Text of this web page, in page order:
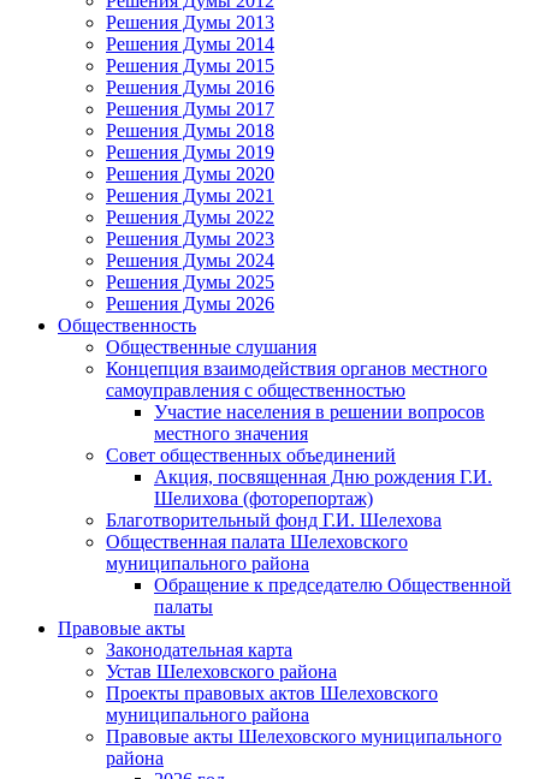
Решения Думы 2013
Решения Думы 2014
Решения Думы 2015
Решения Думы 2016
Решения Думы 2017
Решения Думы 2018
Решения Думы 2019
Решения Думы 2020
Решения Думы 2021
Решения Думы 2022
Решения Думы 2023
Решения Думы 2024
Решения Думы 2025
Решения Думы 2026
Общественность
Общественные слушания
Концепция взаимодействия органов местного
самоуправления с общественностью
Участие населения в решении вопросов
местного значения
Совет общественных объединений
Акция, посвященная Дню рождения Г.И.
Шелихова (фоторепортаж)
Благотворительный фонд Г.И. Шелехова
Общественная палата Шелеховского
муниципального района
Обращение к председателю Общественной
палаты
Правовые акты
Законодательная карта
Устав Шелеховского района
Проекты правовых актов Шелеховского
муниципального района
Правовые акты Шелеховского муниципального
района